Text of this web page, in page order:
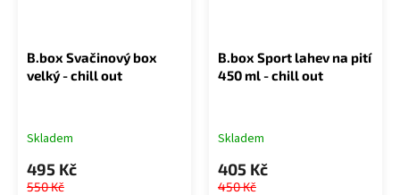
B.box Svačinový box
velký - chill out
Skladem
495 Kč
550 Kč
B.box Sport lahev na pití
450 ml - chill out
Skladem
405 Kč
450 Kč